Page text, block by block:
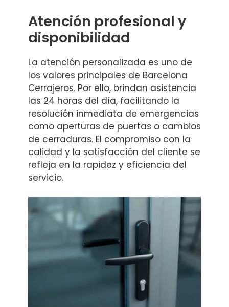
Atención profesional y
disponibilidad
La atención personalizada es uno de
los valores principales de Barcelona
Cerrajeros. Por ello, brindan asistencia
las 24 horas del día, facilitando la
resolución inmediata de emergencias
como aperturas de puertas o cambios
de cerraduras. El compromiso con la
calidad y la satisfacción del cliente se
refleja en la rapidez y eficiencia del
servicio.